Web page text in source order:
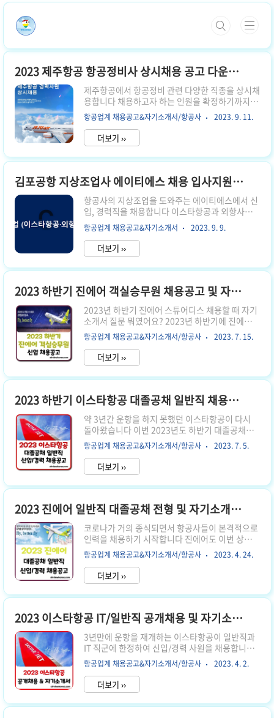
본문 바로가기
2023 제주항공 항공정비사 상시채용 공고 다운로드
제주항공에서 항공정비 관련 다양한 직종을 상시채
용합니다 채용하고자 하는 인원을 확정하기까지 상
시로 채용할 예정입니다 1. 서류 접수 기간 2023년
8월 24일부터 상시채용 제주항공 채용공고 보기
🔍 2. 2023 제주항공 하반기 정비사 채용공고 다운
로드 항공정비 관련 다양한 직무를 상시채용합니다
3. 지원 방법 제주항공 채용 홈페이지 지원 3. 모집
재관리 정비기술관리 신입과 경력의 채용 분야의
차이가 있으며, 상시채용이라 정확한 인원은 알 수
없습니다 신입사원은 인턴으로 1년 근무 후에 정규
직으로 전환됩니다. 4. 채용 전형 절차 서류 전형 온
라인 인성 검사 1차 면접 전형 2차 면접 전형 신체
검사 최종 합격 5. 근로조건 정규직 전환형 인턴 (1
년) ..
항공업계 채용공고&자기소개서/항공사 2023. 9. 11.
더보기 ››
김포공항 지상조업사 에이티에스 채용 입사지원서 다운로드
항공사의 지상조업을 도와주는 에이티에스에서 신
입, 경력직을 채용합니다 이스타항공과 외항사를
지원합니다 1. 서류 접수 기간 2023년 9월 1일 ~
10월 1일 에이티에스 홈페이지 보기 🔍 2. 입사지
원서 다운로드 위 양식대로 작성해서 제출하시면
됩니다 3. 지원 방법 잡코리아 채용 홈페이지 지원
잡코리아 에이티에스 채용 보기 👆 3. 모집 부문 지
장비 운용 신입과 경력의 채용 분야의 차이가 있으
며, 두 직군 모두 1자리 수 인원을 채용합니다. 근무
지는 김포공항으로 동일합니다. 신입사원은 인턴
으로 1년 근무 후에 정규직으로 전환됩니다. 4. 채
용 전형 절차 서류 전형 1차 면접 전형 최종 합격 5.
근로조건 정규직 : 수습기간 3개월 계약직 : 6개월
이후..
항공업계 채용공고&자기소개서 2023. 9. 9.
더보기 ››
2023 하반기 진에어 객실승무원 채용공고 및 자기소개서 항목
2023년 하반기 진에어 스튜어디스 채용할 때 자기
소개서 질문 뭐였어요? 2023년 하반기에 진에어
승무원 근무지 어디였어요? 대한항공의 자회사인
진에어(JIN AIR)에서 2023년도 하반기 신입 객실
승무원을 채용합니다 특별히 전형에서 변경된 사항
은 많지 않습니다 모집 기간이 5일로 짧은 편인데
요, 자기소개서 항목이 궁금하신분들은 하단에서
년 7월 10일(월) 13시 30분 ~ 14일(금) 18시 5일
간 서류 접수를 받으며, 기간이 짧은 편입니다 2. 지
원 방법 진에어 공식 채용 홈페이지 지원 진에어 승
무원 채용 홈페이지 👆 위 공식 페이지에서 지원할
수 있습니다 3. 모집 부문 객실승무원 서울 근무 이
번에는 전형에서부터 서울 근무로 채용합니다 4...
항공업계 채용공고&자기소개서/항공사 2023. 7. 15.
더보기 ››
2023 하반기 이스타항공 대졸공채 일반직 채용공고 및 자기소개서 항목
약 3년간 운항을 하지 못했던 이스타항공이 다시
돌아왔습니다 이번 2023년도 하반기 대졸공채는
24가지 부문에서 채용합니다 현재 4대의 기체를
운용하고 있지만, 오는 연말까지 10대로 늘려나갈
계획입니다 항공사 일반직 공채를 기다려오신 분들
은 아래 자세한 내용 참고하세요! 1. 서류 접수 기간
2023년 6월 30일 ~ 7월 9일 23:59까지 10일 월요
간 쯤에는 서버 접속이 폭주해서 제출하지 못할 수
있으니 미리 제출하시기 바랍니다 2. 지원 방법 인
크루트 홈페이지 지원 2023 이스타항공 하반기 공
개채용 지원 이스타항공,2023년 하반기 공개채용
(품질/안전관리,항공보안 외) : 인크루트 채용 | 접
수기간: 2023.06.30 ~ 2023.07.09 ..
항공업계 채용공고&자기소개서/항공사 2023. 7. 5.
더보기 ››
2023 진에어 일반직 대졸공채 전형 및 자기소개서 항목
코로나가 거의 종식되면서 항공사들이 본격적으로
인력을 채용하기 시작합니다 진에어도 이번 상반기
채용을 진행하며, 이번에는 대졸공채 일반직 전형
입니다 대부분 신입을 채용하며, 특정 직군에서만
경력직을 채용합니다 아래에서 채용 조건과 자기소
개서 항목을 자세히 볼 수 있습니다. 1. 서류 접수
기간 4월 12일 ~ 23일 저녁 11시 보통 24시까지
요일 저녁 11시(23:00)입니다 마감 직전에 홈페이
지가 마비되어 제출이 불가할 수 있으니 미리 제출
하시길 권장합니다. 2. 지원 방법 진에어 공식 채용
홈페이지 지원 진에어 채용 홈페이지 👆 위 공식 채
용페이지에서 현재 채용 중이거나 마감된 공고를
확인하고, 지원할 수 있습니다 현재 시간 기준으로
는 마감되었으..
항공업계 채용공고&자기소개서/항공사 2023. 4. 24.
더보기 ››
2023 이스타항공 IT/일반직 공개채용 및 자기소개서 항목
3년만에 운항을 재개하는 이스타항공이 일반직과
IT 직군에 한정하여 신입/경력 사원을 채용합니다
정비, 승무직 분야는 기존 인력을 먼저 복직시키는
것으로 보이며, 하반기에 계획대로 항공기 대수가
늘어나면 신규 채용을 진행할 것으로 보입니다 그
럼 이번 이스타항공 채용전형과 자기소개서 항목에
대해 자세히 알려드리겠습니다 1. 서류 접수 기간
항공업계 채용공고&자기소개서/항공사 2023. 4. 2.
더보기 ››